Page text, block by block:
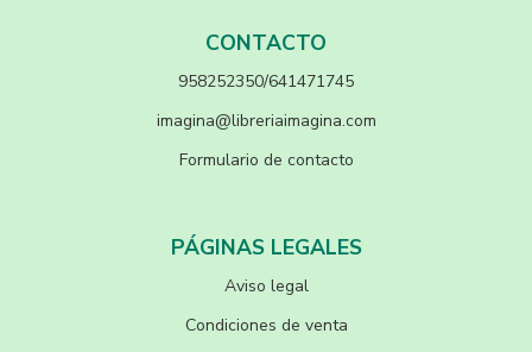
CONTACTO
958252350/641471745
imagina@libreriaimagina.com
Formulario de contacto
PÁGINAS LEGALES
Aviso legal
Condiciones de venta